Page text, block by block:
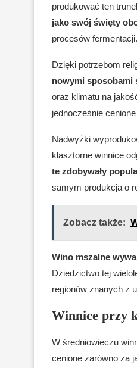
produkować ten
jako swój święty
procesów fermentacji.
Dzięki potrzebom
nowymi sposobami
oraz klimatu na
jednocześnie
Nadwyżki
klasztorne winnice
te zdobywały
samym produkcja o
Zobacz także:
Wino mszalne
Dziedzictwo tej
regionów znanych z
Winnice przy
W średniowieczu
cenione zarówno za